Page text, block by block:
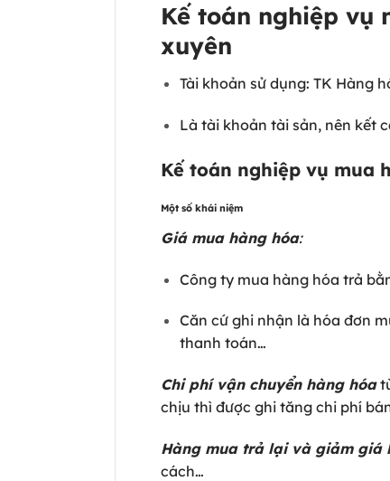
Kế toán nghiệp vụ
xuyên
Tài khoản sử dụng: TK Hàng
Là tài khoản tài sản, nên kết
Kế toán nghiệp vụ mua
Một số khái niệm
Giá mua hàng hóa:
Công ty mua hàng hóa trả
Căn cứ ghi nhận là hóa đơn
thanh toán…
Chi phí vận chuyển hàng hóa
chịu thì được ghi tăng chi phí
Hàng mua trả lại và giảm giá
cách…